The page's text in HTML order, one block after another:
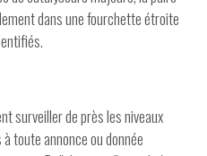
dans une fourchette étroite
surveiller de près les niveaux
toute annonce ou donnée